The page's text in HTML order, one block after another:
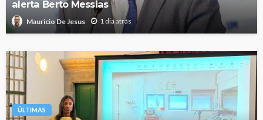
alerta Berto Messias
Mauricio De Jesus 1 dia atrás
ÚLTIMAS